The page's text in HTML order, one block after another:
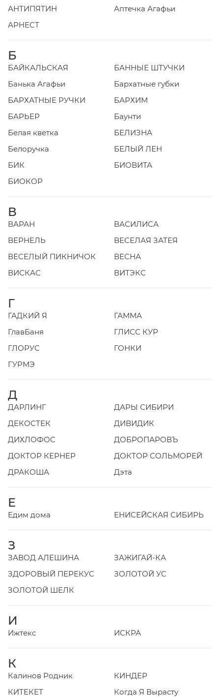
АНТИПЯТИН
Аптечка Агафьи
АРНЕСТ
Б
БАЙКАЛЬСКАЯ
БАННЫЕ ШТУЧКИ
Банька Агафьи
Бархатные губки
БАРХАТНЫЕ РУЧКИ
БАРХИМ
БАРЬЕР
Баунти
Белая кветка
БЕЛИЗНА
Белоручка
БЕЛЫЙ ЛЕН
БИК
БИОВИТА
БИОКОР
В
ВАРАН
ВАСИЛИСА
ВЕРНЕЛЬ
ВЕСЕЛАЯ ЗАТЕЯ
ВЕСЕЛЫЙ ПИКНИЧОК
ВЕСНА
ВИСКАС
ВИТЭКС
Г
ГАДКИЙ Я
ГАММА
ГлавБаня
ГЛИСС КУР
ГЛОРУС
ГОНКИ
ГУРМЭ
Д
ДАРЛИНГ
ДАРЫ СИБИРИ
ДЕКОСТЕК
ДИВИДИК
ДИХЛОФОС
ДОБРОПАРОВЪ
ДОКТОР КЕРНЕР
ДОКТОР СОЛЬМОРЕЙ
ДРАКОША
Дэта
Е
Едим дома ЕНИСЕЙСКАЯ СИБИРЬ
З
ЗАВОД АЛЕШИНА
ЗАЖИГАЙ-КА
ЗДОРОВЫЙ ПЕРЕКУС
ЗОЛОТОЙ УС
ЗОЛОТОЙ ШЕЛК
И
Ижтекс ИСКРА
К
Калинов Родник
КИНДЕР
КИТЕКЕТ
Когда Я Вырасту